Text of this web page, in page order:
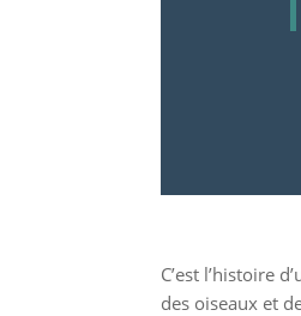
C’est l’histoire
des oiseaux et